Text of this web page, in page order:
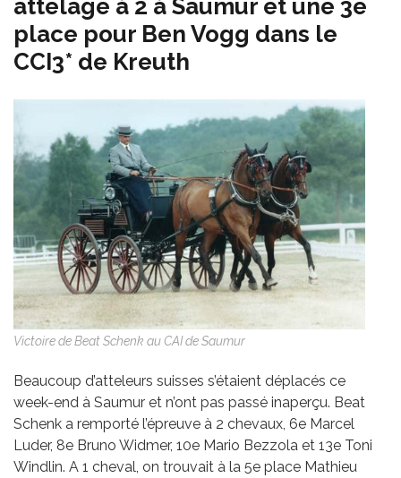
attelage à 2 à Saumur et une 3e
place pour Ben Vogg dans le
CCI3* de Kreuth
Victoire de Beat Schenk au CAI de Saumur
Beaucoup d’atteleurs suisses s’étaient déplacés ce
week-end à Saumur et n’ont pas passé inaperçu. Beat
Schenk a remporté l’épreuve à 2 chevaux, 6e Marcel
Luder, 8e Bruno Widmer, 10e Mario Bezzola et 13e Toni
Windlin. A 1 cheval, on trouvait à la 5e place Mathieu